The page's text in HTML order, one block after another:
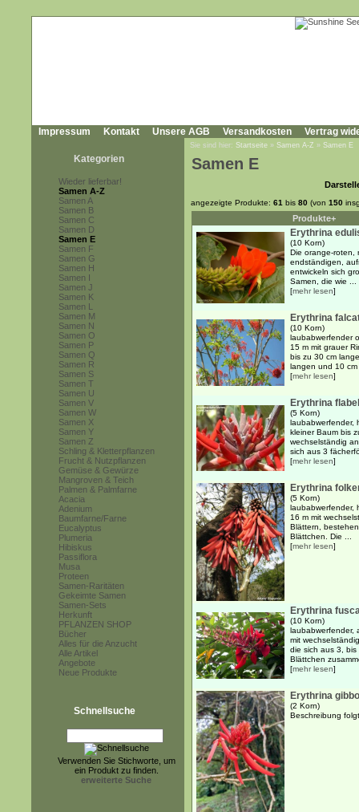
Impressum Kontakt Unsere AGB Versandkosten Vertrag
Kategorien
Wieder lieferbar!
Samen A-Z
Samen A
Samen B
Samen C
Samen D
Samen E
Samen F
Samen G
Samen H
Samen I
Samen J
Samen K
Samen L
Samen M
Samen N
Samen O
Samen P
Samen Q
Samen R
Samen S
Samen T
Samen U
Samen V
Samen W
Samen X
Samen Y
Samen Z
Schling & Kletterpflanzen
Frucht & Nutzpflanzen
Gemüse & Gewürze
Mangroven & Teich
Palmen & Palmfarne
Acacia
Adenium
Baumfarne/Farne
Eucalyptus
Plumeria
Hibiskus
Passiflora
Musa
Proteen
Samen-Raritäten
Gekeimte Samen
Samen-Sets
Herkunft
PFLANZEN SHOP
Bücher
Alles für die Anzucht
Alle Artikel
Angebote
Neue Produkte
Schnellsuche
Verwenden Sie Stichworte, um
ein Produkt zu finden.
erweiterte Suche
Sie sind hier: Startseite » Samen A-Z » Samen E
Samen E
angezeigte Produkte: 61 bis 80 (von 150
Produkte+
Erythrina
(10 Korn)
Die orange-roten,
endständigen,
entwickeln sich
Samen, die wie ...
[mehr lesen]
Erythrina
(10 Korn)
laubabwerfender
15 m mit grauer
bis zu 30 cm
langen und 10
[mehr lesen]
Erythrina
(5 Korn)
laubabwerfender,
kleiner Baum bis
wechselständig
sich aus 3
[mehr lesen]
Erythrina
(5 Korn)
laubabwerfender,
16 m mit
Blättern,
Blättchen. Die ...
[mehr lesen]
Erythrina
(10 Korn)
laubabwerfender,
mit
die sich aus 3,
Blättchen
[mehr lesen]
Erythrina
(2 Korn)
Beschreibung